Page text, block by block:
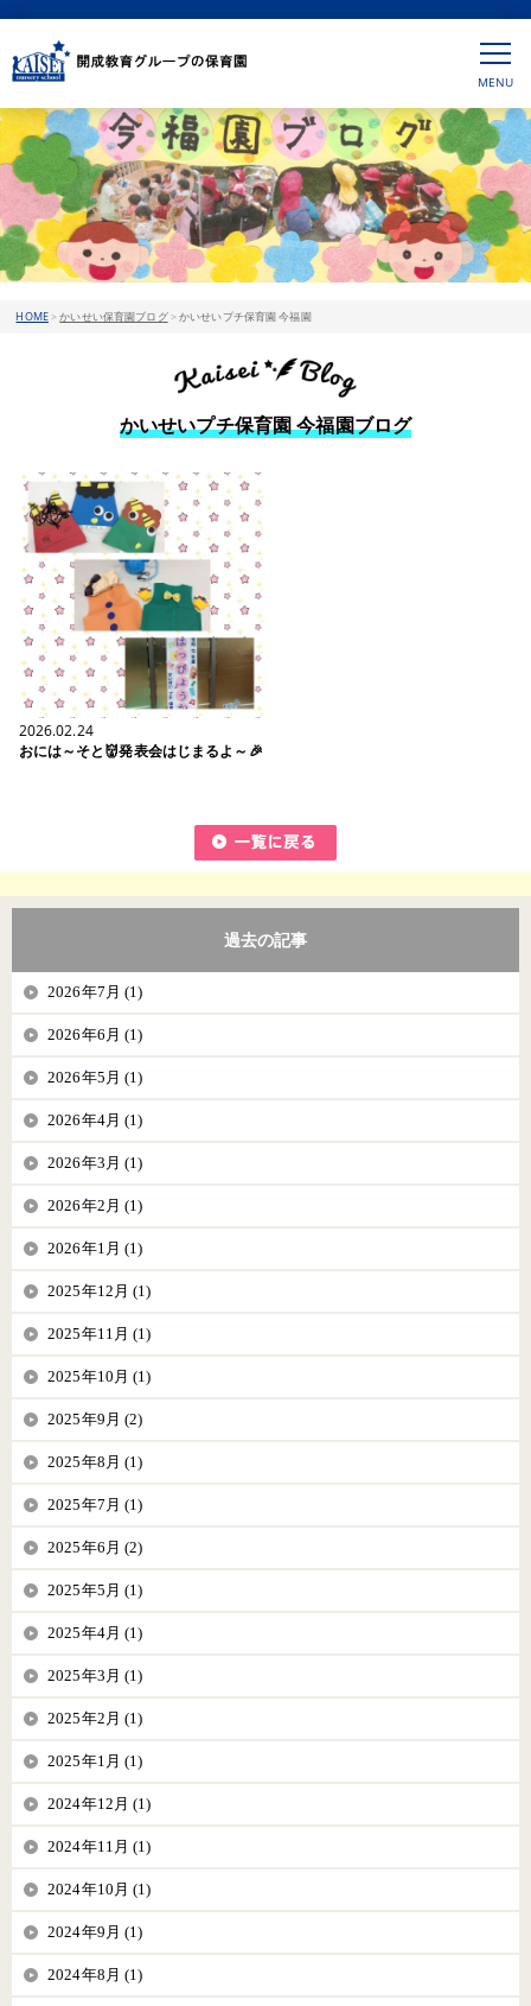
HOME>かいせい保育園ブログ>かいせいプチ保育園 今福園
かいせいプチ保育園 今福園ブログ
2026.02.24
おには～そと👹発表会はじまるよ～🎉
過去の記事
2026年7月 (1)
2026年6月 (1)
2026年5月 (1)
2026年4月 (1)
2026年3月 (1)
2026年2月 (1)
2026年1月 (1)
2025年12月 (1)
2025年11月 (1)
2025年10月 (1)
2025年9月 (2)
2025年8月 (1)
2025年7月 (1)
2025年6月 (2)
2025年5月 (1)
2025年4月 (1)
2025年3月 (1)
2025年2月 (1)
2025年1月 (1)
2024年12月 (1)
2024年11月 (1)
2024年10月 (1)
2024年9月 (1)
2024年8月 (1)